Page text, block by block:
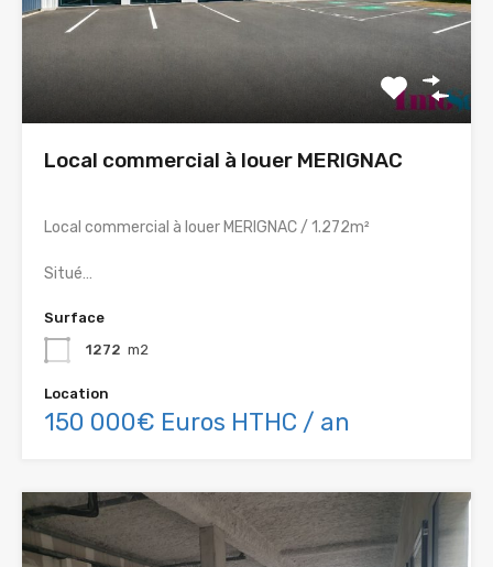
Local commercial à louer MERIGNAC
Local commercial à louer MERIGNAC / 1.272m²
Situé…
Surface
1272 m2
Location
150 000€ Euros HTHC / an